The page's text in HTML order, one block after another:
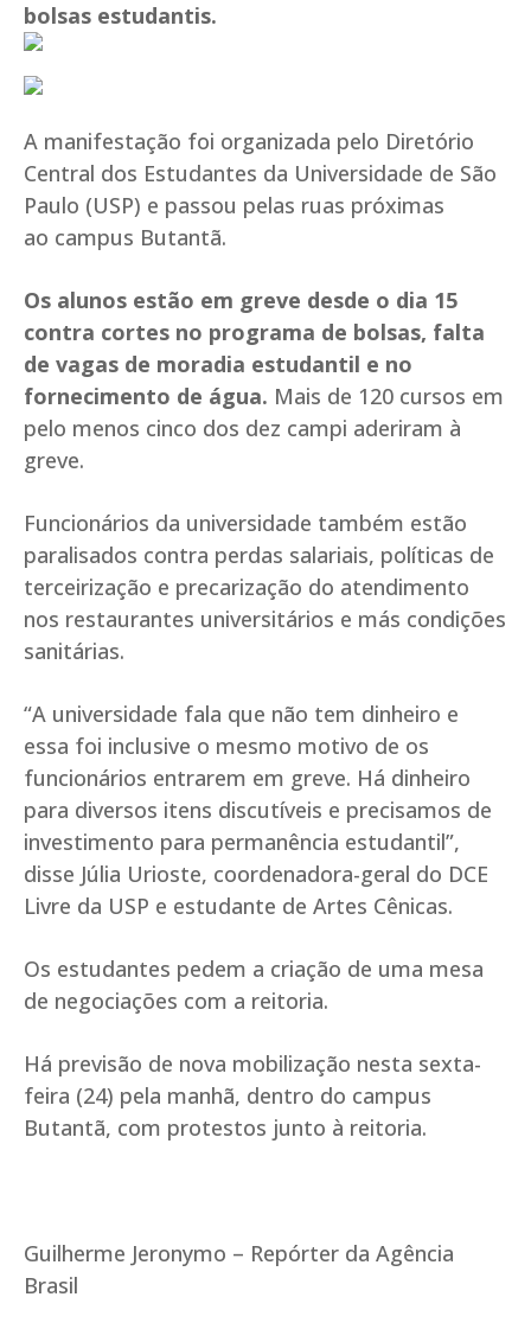
bolsas estudantis.
A manifestação foi organizada pelo Diretório
Central dos Estudantes da Universidade de São
Paulo (USP) e passou pelas ruas próximas
ao campus Butantã.
Os alunos estão em greve desde o dia 15
contra cortes no programa de bolsas, falta
de vagas de moradia estudantil e no
fornecimento de água. Mais de 120 cursos em
pelo menos cinco dos dez campi aderiram à
greve.
Funcionários da universidade também estão
paralisados contra perdas salariais, políticas de
terceirização e precarização do atendimento
nos restaurantes universitários e más condições
sanitárias.
“A universidade fala que não tem dinheiro e
essa foi inclusive o mesmo motivo de os
funcionários entrarem em greve. Há dinheiro
para diversos itens discutíveis e precisamos de
investimento para permanência estudantil”,
disse Júlia Urioste, coordenadora-geral do DCE
Livre da USP e estudante de Artes Cênicas.
Os estudantes pedem a criação de uma mesa
de negociações com a reitoria.
Há previsão de nova mobilização nesta sexta-
feira (24) pela manhã, dentro do campus
Butantã, com protestos junto à reitoria.
Guilherme Jeronymo – Repórter da Agência
Brasil